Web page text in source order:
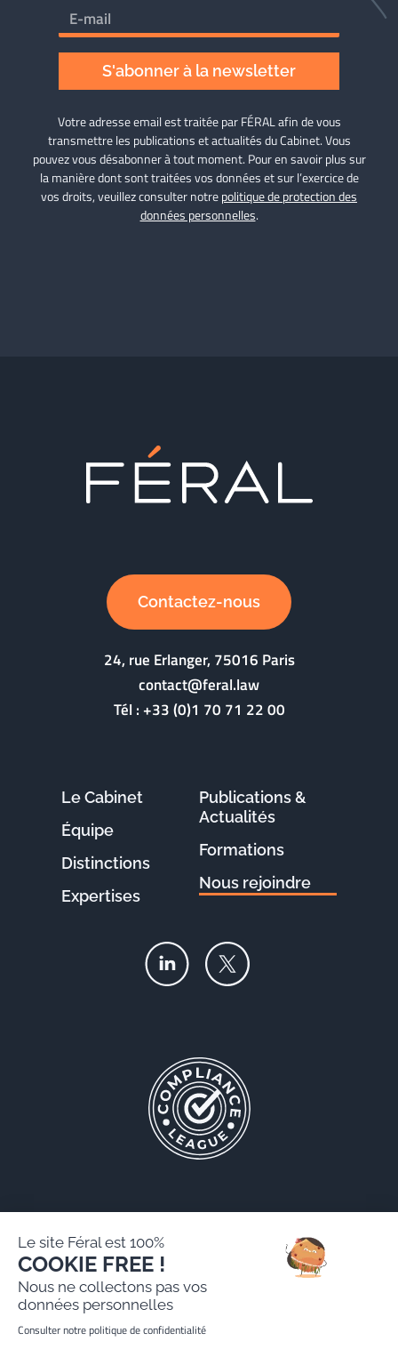
S'abonner à la newsletter
Votre adresse email est traitée par FÉRAL afin de vous
transmettre les publications et actualités du Cabinet. Vous
pouvez vous désabonner à tout moment. Pour en savoir plus sur
la manière dont sont traitées vos données et sur l’exercice de
vos droits, veuillez consulter notrepolitique de protection des
données personnelles.
Contactez-nous
24, rue Erlanger, 75016 Paris
contact@feral.law
Tél :+33 (0)1 70 71 22 00
Le Cabinet
Équipe
Distinctions
Expertises
Publications &
Actualités
Formations
Nous rejoindre
Mentions légales
Politique de protection des données personnelles
Le site Féral est 100%
COOKIE FREE !
Nous ne collectons pas vos
données personnelles
Consulter notre politique de confidentialité